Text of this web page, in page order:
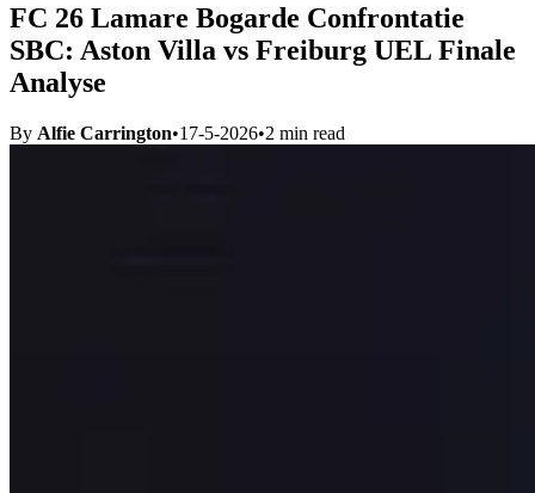
FC 26 Lamare Bogarde Confrontatie
SBC: Aston Villa vs Freiburg UEL Finale
Analyse
By Alfie Carrington•17-5-2026•2 min read